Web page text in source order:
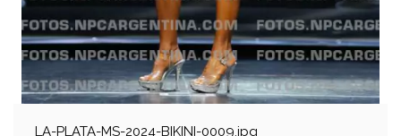
LA-PLATA-MS-2024-BIKINI-0009.jpg